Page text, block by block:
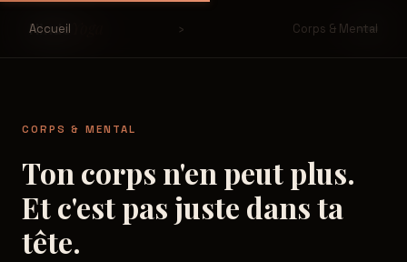
Hinde
Accueil › Corps & Mental
CORPS & MENTAL
Ton corps n'en peut plus.
Et c'est pas juste dans ta
tête.